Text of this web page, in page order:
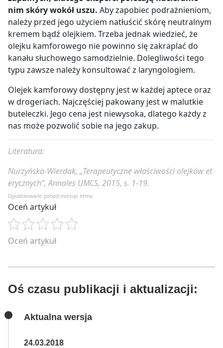
nim skóry wokół uszu. Aby zapobiec podrażnieniom,
należy przed jego użyciem natłuścić skórę neutralnym
kremem bądź olejkiem. Trzeba jednak wiedzieć, że
olejku kamforowego nie powinno się zakraplać do
kanału słuchowego samodzielnie. Dolegliwości tego
typu zawsze należy konsultować z laryngologiem.
Olejek kamforowy dostępny jest w każdej aptece oraz
w drogeriach. Najczęściej pakowany jest w malutkie
buteleczki. Jego cena jest niewysoka, dlatego każdy z
nas może pozwolić sobie na jego zakup.
Literatura:
Nurzyńska-Wierdak, „Terapeutyczne właściwości olejków et
erycznych”, Annales UMCS, 2015, s. 1-19.
Opublikowano ponad miesiąc temu
Oceń artykuł
Oceń artykuł
Oś czasu publikacji i aktualizacji:
Aktualna wersja
24.03.2018